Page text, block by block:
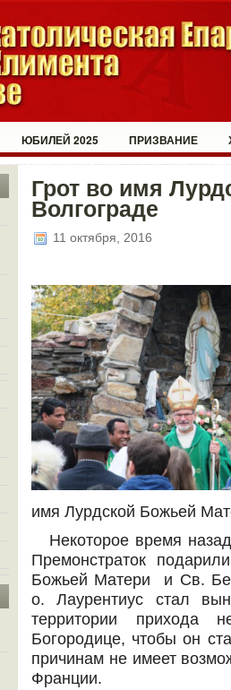
ЮБИЛЕЙ 2025 ПРИЗВАНИЕ
Грот во имя
Волгограде
11 октября, 2016
имя Лурдской Божьей
Некоторое время
Премонстраток
Божьей Матери и Св.
о. Лаурентиус стал
территории прихода
Богородице, чтобы он
причинам не имеет
Франции.